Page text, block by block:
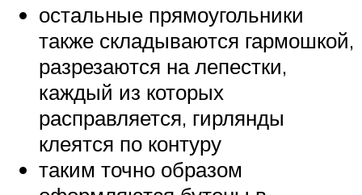
остальные прямоугольники
также складываются гармошкой,
разрезаются на лепестки,
каждый из которых
расправляется, гирлянды
клеятся по контуру
таким точно образом